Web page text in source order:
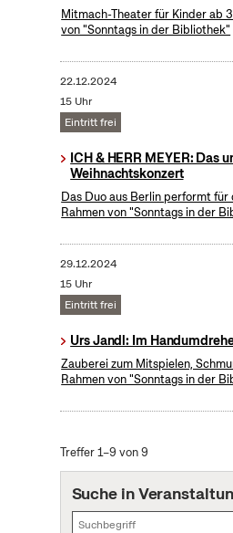
Mitmach-Theater für Kinder ab
von "Sonntags in der Bibliothek"
22.12.2024
15 Uhr
Eintritt frei
ICH & HERR MEYER: Das
Weihnachtskonzert
Das Duo aus Berlin performt für
Rahmen von "Sonntags in der
29.12.2024
15 Uhr
Eintritt frei
Urs Jandl: Im
Zauberei zum Mitspielen,
Rahmen von "Sonntags in der
Treffer 1–9 von 9
Suche in